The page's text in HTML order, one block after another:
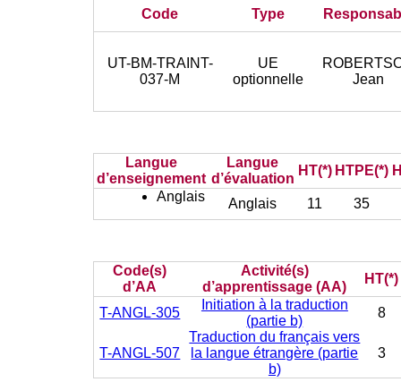
Code Type
UT-BM-TRAINT-
037-M
UE
optionnelle
Jean
Langue
d’enseignement
Langue
d’évaluation
HT(*) HTPE(*)
Anglais
Anglais 11 35
Code(s)
d’AA
Activité(s)
d’apprentissage (AA)
HT(*)
T-ANGL-305
Initiation à la traduction
(partie b)
8
T-ANGL-507
Traduction du français vers
la langue étrangère (partie
b)
3